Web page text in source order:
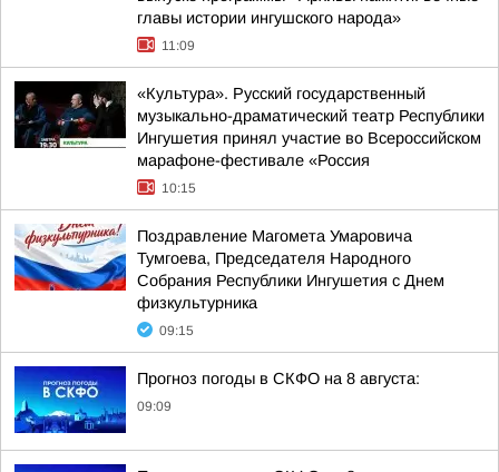
главы истории ингушского народа»
11:09
«Культура». Русский государственный
музыкально-драматический театр Республики
Ингушетия принял участие во Всероссийском
марафоне-фестивале «Россия
10:15
Поздравление Магомета Умаровича
Тумгоева, Председателя Народного
Собрания Республики Ингушетия с Днем
физкультурника
09:15
Прогноз погоды в СКФО на 8 августа:
09:09